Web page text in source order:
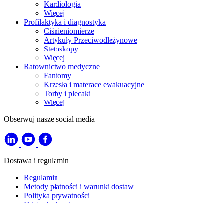
Kardiologia
Więcej
Profilaktyka i diagnostyka
Ciśnieniomierze
Artykuły Przeciwodleżynowe
Stetoskopy
Więcej
Ratownictwo medyczne
Fantomy
Krzesła i materace ewakuacyjne
Torby i plecaki
Więcej
Obserwuj nasze social media
Dostawa i regulamin
Regulamin
Metody płatności i warunki dostaw
Polityka prywatności